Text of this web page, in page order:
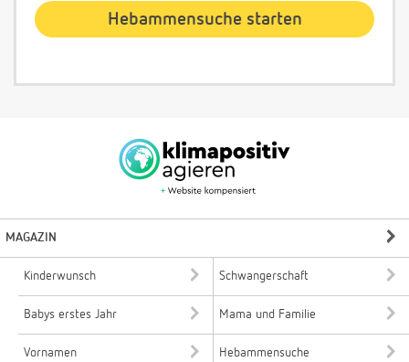
MAGAZIN
Kinderwunsch Schwangerschaft
Babys erstes Jahr Mama und Familie
Vornamen Hebammensuche